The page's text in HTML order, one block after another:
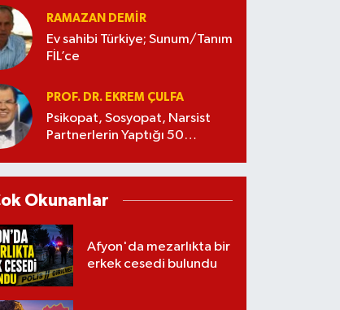
RAMAZAN DEMİR
Ev sahibi Türkiye; Sunum/Tanım
FİL’ce
PROF. DR. EKREM ÇULFA
Psikopat, Sosyopat, Narsist
Partnerlerin Yaptığı 50
Okunanlar
Afyon'da mezarlıkta bir
erkek cesedi bulundu